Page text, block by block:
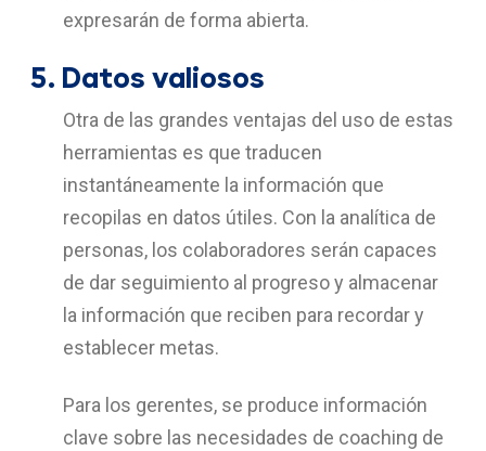
expresarán de forma abierta.
5. Datos valiosos
Otra de las grandes ventajas del uso de estas
herramientas es que traducen
instantáneamente la información que
recopilas en datos útiles. Con la analítica de
personas, los colaboradores serán capaces
de dar seguimiento al progreso y almacenar
la información que reciben para recordar y
establecer metas.
Para los gerentes, se produce información
clave sobre las necesidades de coaching de